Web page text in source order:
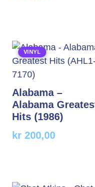
VINYL
Alabama –
Alabama
Hits (1986)
kr 200,00